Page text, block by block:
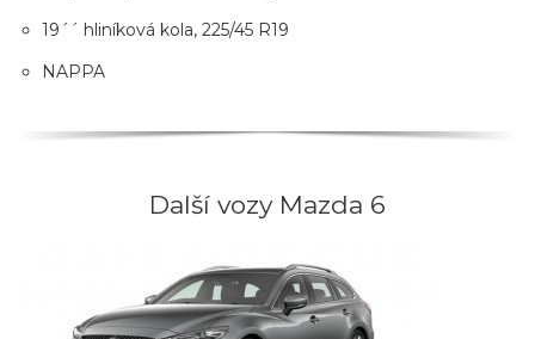
19´´ hliníková kola, 225/45 R19
NAPPA
Další vozy Mazda 6